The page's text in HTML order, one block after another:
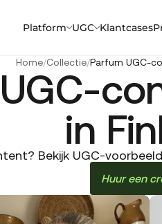
Platform UGC Klantcases
Home/Collectie/Parfum UGC-
in
Bekijk UGC-
Huur een